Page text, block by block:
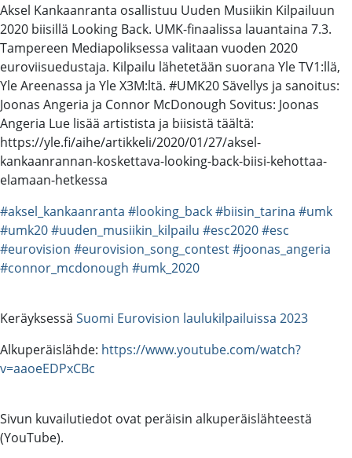
Aksel Kankaanranta osallistuu Uuden Musiikin Kilpailuun
2020 biisillä Looking Back. UMK-finaalissa lauantaina 7.3.
Tampereen Mediapoliksessa valitaan vuoden 2020
euroviisuedustaja. Kilpailu lähetetään suorana Yle TV1:llä,
Yle Areenassa ja Yle X3M:ltä. #UMK20 Sävellys ja sanoitus:
Joonas Angeria ja Connor McDonough Sovitus: Joonas
Angeria Lue lisää artistista ja biisistä täältä:
https://yle.fi/aihe/artikkeli/2020/01/27/aksel-
kankaanrannan-koskettava-looking-back-biisi-kehottaa-
elamaan-hetkessa
#aksel_kankaanranta #looking_back#biisin_tarina #umk
#umk20#uuden_musiikin_kilpailu #esc2020#esc
#eurovision #eurovision_song_contest#joonas_angeria
#connor_mcdonough #umk_2020
Keräyksessä Suomi Eurovision laulukilpailuissa 2023
Alkuperäislähde: https://www.youtube.com/watch?
v=aaoeEDPxCBc
Sivun kuvailutiedot ovat peräisin alkuperäislähteestä
(YouTube).